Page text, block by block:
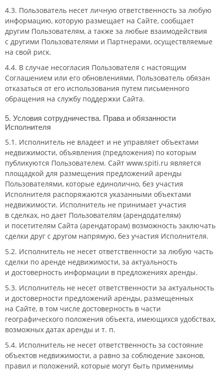
4.3. Пользователь несет личную ответственность за любую
информацию, которую размещает на Сайте, сообщает
другим Пользователям, а также за любые взаимодействия
с другими Пользователями и Партнерами, осуществляемые
на свой риск.
4.4. В случае несогласия Пользователя с настоящим
Соглашением или его обновлениями, Пользователь обязан
отказаться от его использования путем письменного
обращения на службу поддержки Сайта.
5. Условия сотрудничества. Права и обязанности
Исполнителя
5.1. Исполнитель не владеет и не управляет объектами
недвижимости, объявления (предложения) по которым
публикуются Пользователем. Сайт www.spiti.ru является
площадкой для размещения предложений аренды
Пользователями, которые единолично, без участия
Исполнителя распоряжаются указанными объектами
недвижимости. Исполнитель не принимает участия
в сделках, но дает Пользователям (арендодателям)
и посетителям Сайта (арендаторам) возможность заключать
сделки друг с другом напрямую, без участия Исполнителя.
5.2. Исполнитель не несет ответственности за любую часть
сделки по аренде недвижимости, за актуальность
и достоверность информации в предложениях аренды.
5.3. Исполнитель не несет ответственности за актуальность
и достоверности предложений аренды, размещенных
на Сайте, в том числе достоверность в части
географического положения объекта, имеющихся удобствах,
возможных датах аренды и т. п.
5.4. Исполнитель не несет ответственность за состояние
объектов недвижимости, а равно за соблюдение законов,
правил и положений, которые могут быть применимы